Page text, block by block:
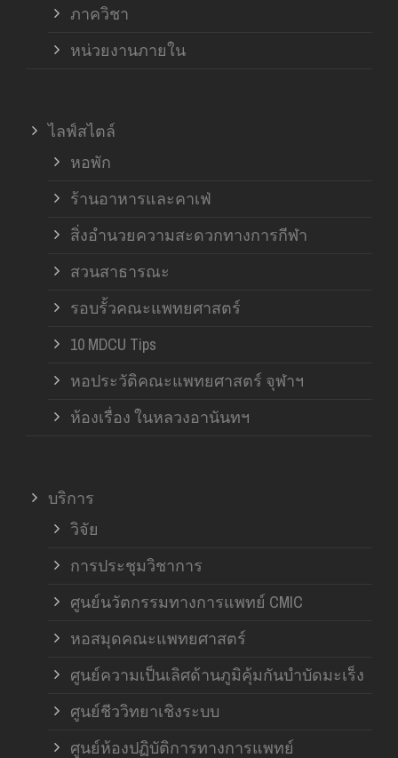
ภาควิชา
หน่วยงานภายใน
ไลฟ์สไตล์
หอพัก
ร้านอาหารและคาเฟ่
สิ่งอำนวยความสะดวกทางการกีฬา
สวนสาธารณะ
รอบรั้วคณะแพทยศาสตร์
10 MDCU Tips
หอประวัติคณะแพทยศาสตร์ จุฬาฯ
ห้องเรื่อง ในหลวงอานันทฯ
บริการ
วิจัย
การประชุมวิชาการ
ศูนย์นวัตกรรมทางการแพทย์ CMIC
หอสมุดคณะแพทยศาสตร์
ศูนย์ความเป็นเลิศด้านภูมิคุ้มกันบำบัดมะเร็ง
ศูนย์ชีววิทยาเชิงระบบ
ศูนย์ห้องปฏิบัติการทางการแพทย์